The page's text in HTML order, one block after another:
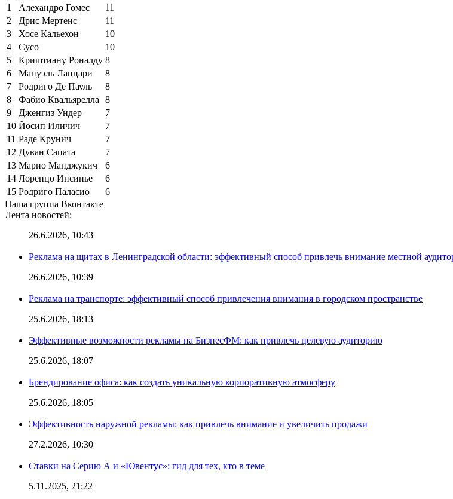
1
Алехандро Гомес
11
2
Дрис Мертенс
11
3
Хосе Кальехон
10
4
Сусо
10
5
Криштиану Роналду 8
6
Мануэль Лаццари
8
7
Родриго Де Пауль
8
8
Фабио Квальярелла
8
9
Дженгиз Ундер
7
10 Йосип Иличич
7
11 Раде Крунич
7
12 Дуван Сапата
7
13 Марио Манджукич
6
14 Лоренцо Инсинье
6
15 Родриго Паласио
6
Наша группа Вконтакте
Лента новостей:
26.6.2026, 10:43
Реклама на щитах в Ленинградской области: эффективный способ привлечь внимание местной
26.6.2026, 10:39
Реклама на транспорте: эффективный способ привлечения внимания в городском пространстве
25.6.2026, 18:13
Эффективные возможности рекламы на БизнесФМ: как привлечь целевую аудиторию
25.6.2026, 18:07
Брендирование офиса: как создать уникальную корпоративную атмосферу
25.6.2026, 18:05
Эффективность наружной рекламы: как привлечь внимание и увеличить продажи
27.2.2026, 10:30
Ставки на Серию А и «Ювентус»: гид для тех, кто в теме
5.11.2025, 21:22